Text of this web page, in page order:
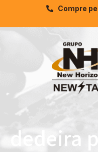
Compre
dedeira